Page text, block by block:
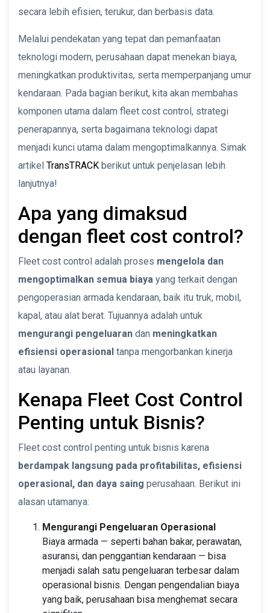
secara lebih efisien, terukur, dan berbasis data.
Melalui pendekatan yang tepat dan pemanfaatan
teknologi modern, perusahaan dapat menekan biaya,
meningkatkan produktivitas, serta memperpanjang umur
kendaraan. Pada bagian berikut, kita akan membahas
komponen utama dalam fleet cost control, strategi
penerapannya, serta bagaimana teknologi dapat
menjadi kunci utama dalam mengoptimalkannya. Simak
artikel TransTRACK berikut untuk penjelasan lebih
lanjutnya!
Apa yang dimaksud
dengan fleet cost control?
Fleet cost control adalah proses mengelola dan
mengoptimalkan semua biaya yang terkait dengan
pengoperasian armada kendaraan, baik itu truk, mobil,
kapal, atau alat berat. Tujuannya adalah untuk
mengurangi pengeluaran dan meningkatkan
efisiensi operasional tanpa mengorbankan kinerja
atau layanan.
Kenapa Fleet Cost Control
Penting untuk Bisnis?
Fleet cost control penting untuk bisnis karena
berdampak langsung pada profitabilitas, efisiensi
operasional, dan daya saing perusahaan. Berikut ini
alasan utamanya:
Mengurangi Pengeluaran Operasional
Biaya armada — seperti bahan bakar, perawatan,
asuransi, dan penggantian kendaraan — bisa
menjadi salah satu pengeluaran terbesar dalam
operasional bisnis. Dengan pengendalian biaya
yang baik, perusahaan bisa menghemat secara